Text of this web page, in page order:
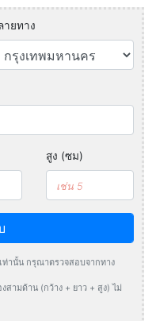
ายทาง
สูง (ซม)
ท่านั้น กรุณาตรวจสอบจากทาง
ามด้าน (กว้าง + ยาว + สูง) ไม่